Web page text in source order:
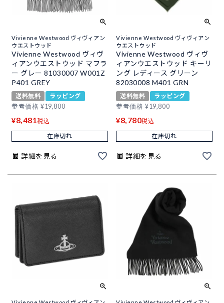
Vivienne Westwood ヴィヴィアン
ウエストウッド
Vivienne Westwood ヴィヴ
ィアンウエストウッド マフラ
ー グレー 81030007 W001Z
P401 GREY
送料無料
ラッピング
参考価格 ¥19,800
¥8,481税込
在庫切れ
詳細を見る
Vivienne Westwood ヴィヴィアン
ウエストウッド
Vivienne Westwood ヴィヴ
ィアンウエストウッド キーリ
ング レディース グリーン
82030008 M401 GRN
送料無料
ラッピング
参考価格 ¥19,800
¥8,780税込
在庫切れ
詳細を見る